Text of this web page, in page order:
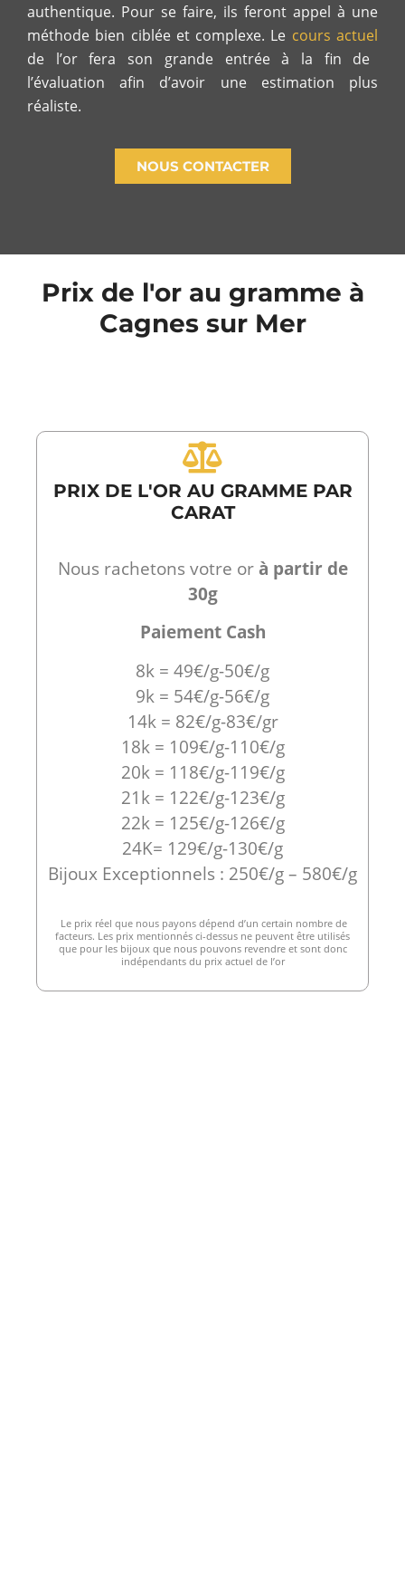
authentique. Pour se faire, ils feront appel à une
méthode bien ciblée et complexe. Le cours actuel
de l’or fera son grande entrée à la fin de
l’évaluation afin d’avoir une estimation plus
réaliste.
NOUS CONTACTER
Prix de l'or au gramme à
Cagnes sur Mer
PRIX DE L'OR AU GRAMME PAR
CARAT
Nous rachetons votre orà partir de
30g
Paiement Cash
8k = 49€/g-50€/g
9k = 54€/g-56€/g
14k = 82€/g-83€/gr
18k = 109€/g-110€/g
20k = 118€/g-119€/g
21k = 122€/g-123€/g
22k = 125€/g-126€/g
24K= 129€/g-130€/g
Bijoux Exceptionnels : 250€/g – 580€/g
Le prix réel que nous payons dépend d’un certain nombre de
facteurs. Les prix mentionnés ci-dessus ne peuvent être utilisés
que pour les bijoux que nous pouvons revendre et sont donc
indépendants du prix actuel de l’or